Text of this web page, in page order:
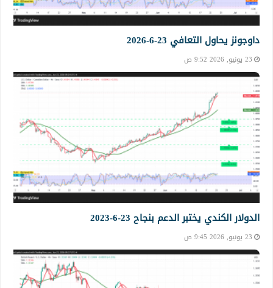
داوجونز يحاول التعافي 23-6-2026
23 يونيو, 2026 9:52 ص
الدولار الكندي يختبر الدعم بنجاح 23-6-2023
23 يونيو, 2026 9:45 ص